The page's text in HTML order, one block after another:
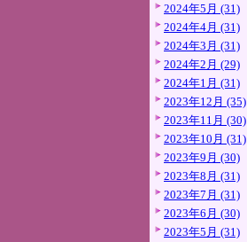
2024年5月 (31)
2024年4月 (31)
2024年3月 (31)
2024年2月 (29)
2024年1月 (31)
2023年12月 (35)
2023年11月 (30)
2023年10月 (31)
2023年9月 (30)
2023年8月 (31)
2023年7月 (31)
2023年6月 (30)
2023年5月 (31)